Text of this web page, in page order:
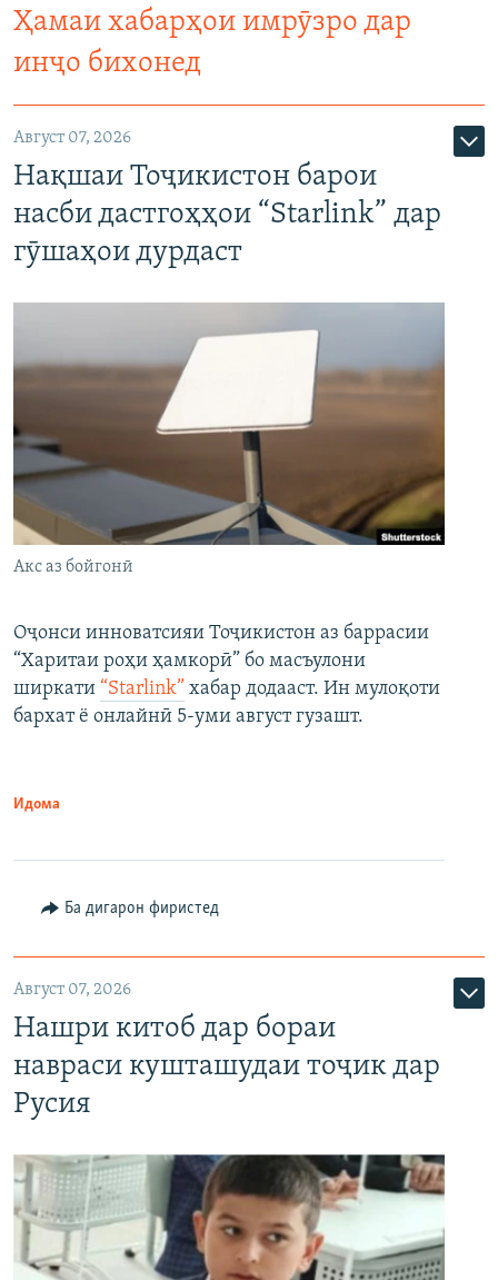
Ҳамаи хабарҳои имрӯзро дар
инҷо бихонед
Август 07, 2026
Нақшаи Тоҷикистон барои
насби дастгоҳҳои “Starlink” дар
гӯшаҳои дурдаст
Акс аз бойгонӣ
Оҷонси инноватсияи Тоҷикистон аз баррасии
“Харитаи роҳи ҳамкорӣ” бо масъулони
ширкати “Starlink” хабар додааст. Ин мулоқоти
бархат ё онлайнӣ 5-уми август гузашт.
Идома
Ба дигарон фиристед
Август 07, 2026
Нашри китоб дар бораи
навраси кушташудаи тоҷик дар
Русия